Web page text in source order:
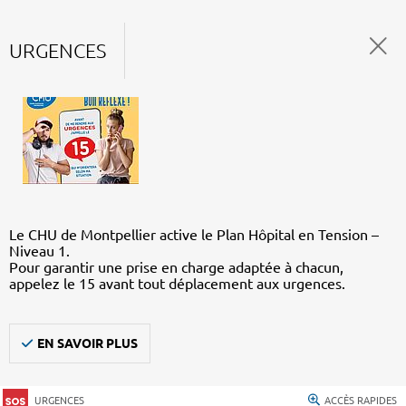
URGENCES
Le CHU de Montpellier active le Plan Hôpital en Tension –
Niveau 1.
Pour garantir une prise en charge adaptée à chacun,
appelez le 15 avant tout déplacement aux urgences.
EN SAVOIR PLUS
URGENCES ACCÈS RAPIDES